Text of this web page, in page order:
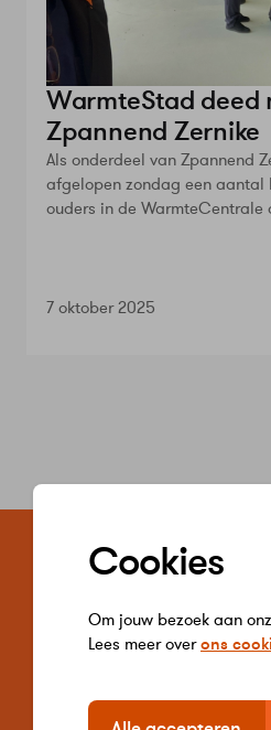
Cookies
Om jouw bezoek aan
Lees meer overons
WarmteStad deed
Zpannend Zernike
Als onderdeel van Zpannend
afgelopen zondag een aantal
ouders in de WarmteCentrale
7 oktober 2025